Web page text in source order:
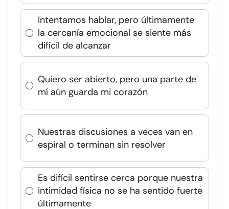
Intentamos hablar, pero últimamente
la cercanía emocional se siente más
difícil de alcanzar
Quiero ser abierto, pero una parte de
mí aún guarda mi corazón
Nuestras discusiones a veces van en
espiral o terminan sin resolver
Es difícil sentirse cerca porque nuestra
intimidad física no se ha sentido fuerte
últimamente